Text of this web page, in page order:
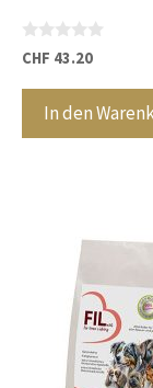
0
v
CHF 43.20
In den